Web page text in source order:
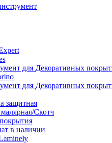
для Декоративных
для Декоративных
защитная
Скотч
в наличии